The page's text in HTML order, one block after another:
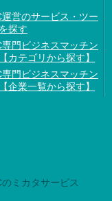
運営のサービス・ツー
探す
専門ビジネスマッチン
カテゴリから探す】
専門ビジネスマッチン
企業一覧から探す】
のミカタサービス